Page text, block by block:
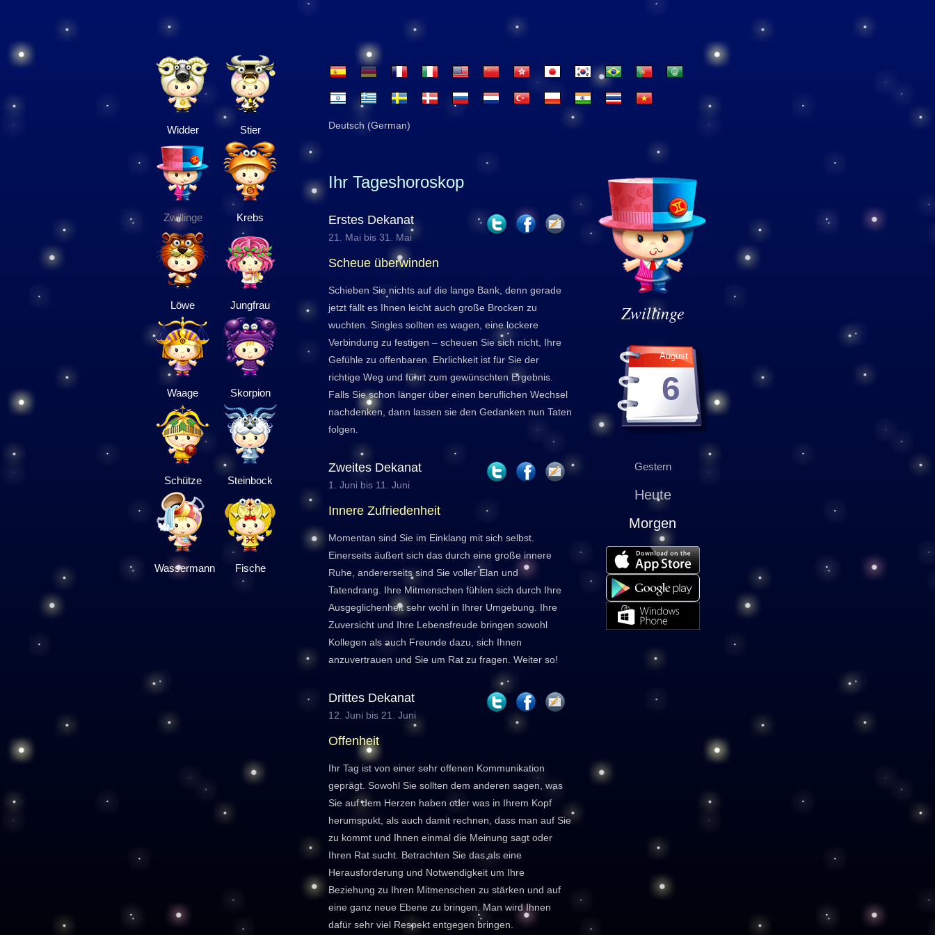
Widder Stier
Zwillinge Krebs
Löwe Jungfrau
Waage Skorpion
Schütze Steinbock
Wassermann Fische
Deutsch (German)
Zwillinge
August
6
Gestern
Heute
Morgen
Ihr Tageshoroskop
Erstes Dekanat
21. Mai bis 31. Mai
Scheue überwinden
Schieben Sie nichts auf die lange Bank, denn gerade
jetzt fällt es Ihnen leicht auch große Brocken zu
wuchten. Singles sollten es wagen, eine lockere
Verbindung zu festigen – scheuen Sie sich nicht, Ihre
Gefühle zu offenbaren. Ehrlichkeit ist für Sie der
richtige Weg und führt zum gewünschten Ergebnis.
Falls Sie schon länger über einen beruflichen Wechsel
nachdenken, dann lassen sie den Gedanken nun Taten
folgen.
Zweites Dekanat
1. Juni bis 11. Juni
Innere Zufriedenheit
Momentan sind Sie im Einklang mit sich selbst.
Einerseits äußert sich das durch eine große innere
Ruhe, andererseits sind Sie voller Elan und
Tatendrang. Ihre Mitmenschen fühlen sich durch Ihre
Ausgeglichenheit sehr wohl in Ihrer Umgebung. Ihre
Zuversicht und Ihre Lebensfreude bringen sowohl
Kollegen als auch Freunde dazu, sich Ihnen
anzuvertrauen und Sie um Rat zu fragen. Weiter so!
Drittes Dekanat
12. Juni bis 21. Juni
Offenheit
Ihr Tag ist von einer sehr offenen Kommunikation
geprägt. Sowohl Sie sollten dem anderen sagen, was
Sie auf dem Herzen haben oder was in Ihrem Kopf
herumspukt, als auch damit rechnen, dass man auf Sie
zu kommt und Ihnen einmal die Meinung sagt oder
Ihren Rat sucht. Betrachten Sie das als eine
Herausforderung und Notwendigkeit um Ihre
Beziehung zu Ihren Mitmenschen zu stärken und auf
eine ganz neue Ebene zu bringen. Man wird Ihnen
dafür sehr viel Respekt entgegen bringen.